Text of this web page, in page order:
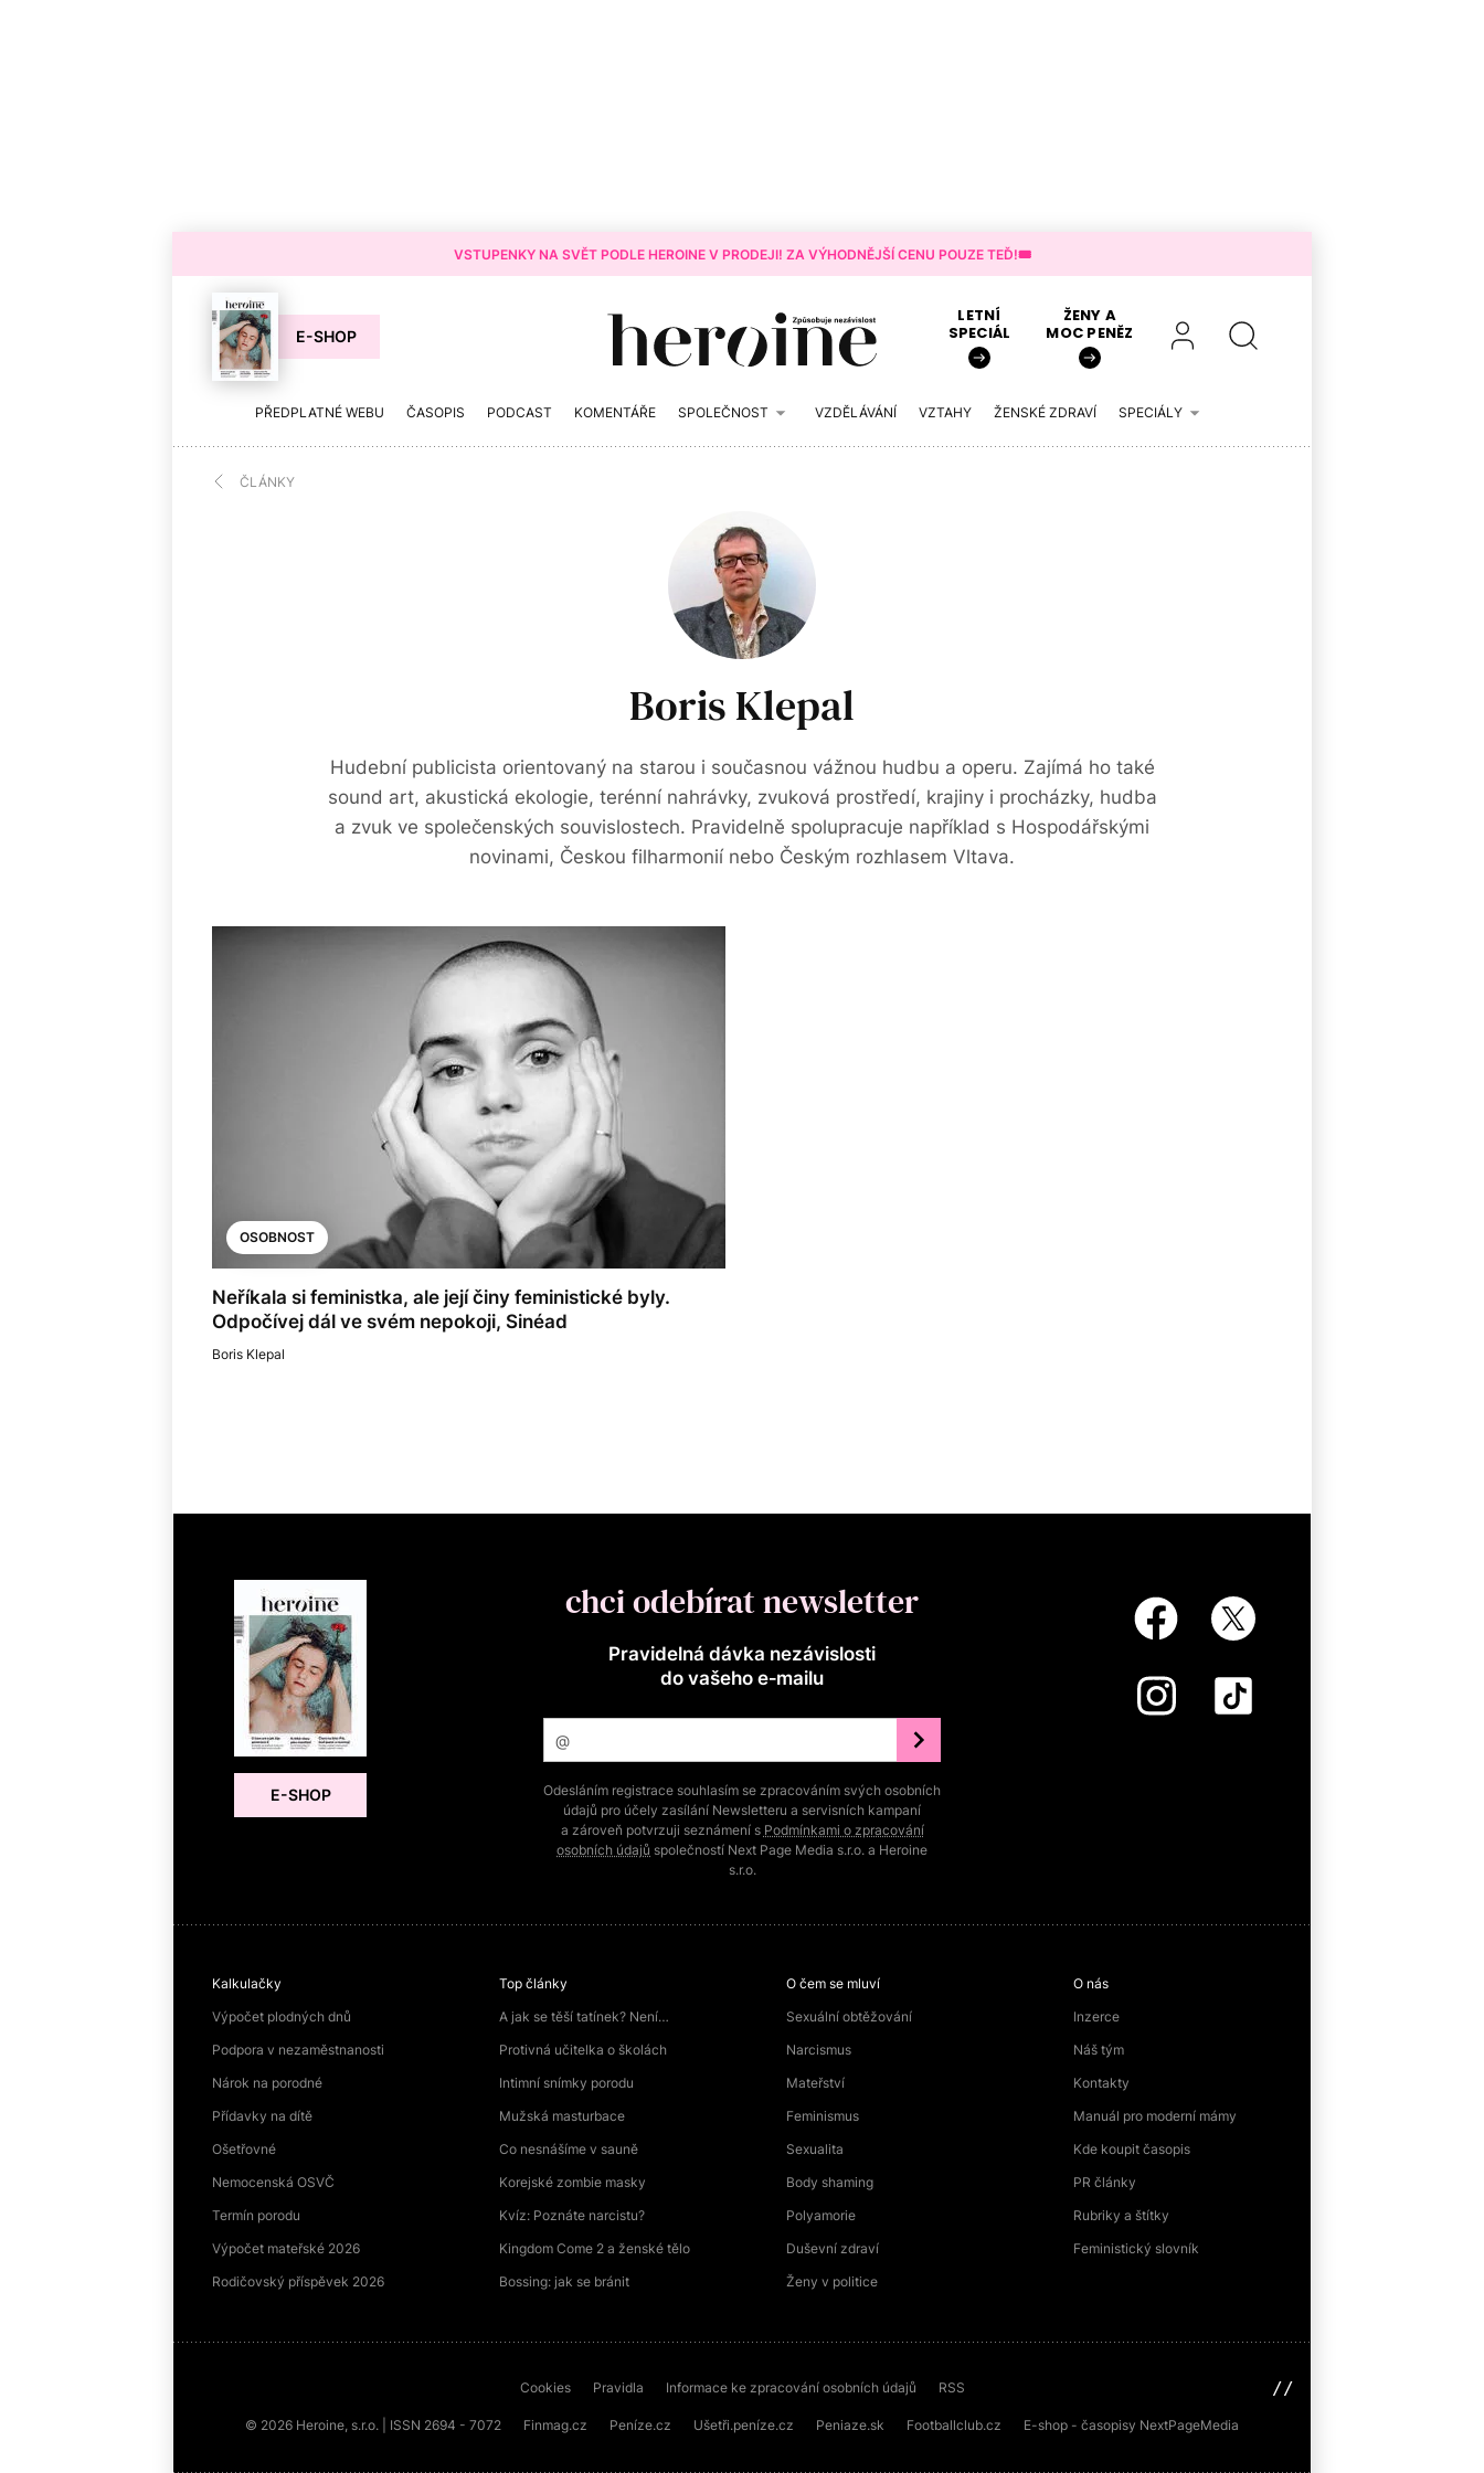
VSTUPENKY NA SVĚT PODLE HEROINE V PRODEJI! ZA VÝHODNĚJŠÍ CENU POUZE TEĎ!🎟️
E-SHOP
LETNÍ
SPECIÁL
ŽENY A
MOC PENĚZ
PŘEDPLATNÉ WEBU ČASOPIS PODCAST KOMENTÁŘE SPOLEČNOST VZDĚLÁVÁNÍ VZTAHY ŽENSKÉ ZDRAVÍ SPECIÁLY
ČLÁNKY
Boris Klepal
Hudební publicista orientovaný na starou i současnou vážnou hudbu a operu. Zajímá ho také
sound art, akustická ekologie, terénní nahrávky, zvuková prostředí, krajiny i procházky, hudba
a zvuk ve společenských souvislostech. Pravidelně spolupracuje například s Hospodářskými
novinami, Českou filharmonií nebo Českým rozhlasem Vltava.
OSOBNOST
Neříkala si feministka, ale její činy feministické byly.
Odpočívej dál ve svém nepokoji, Sinéad
Boris Klepal
E-SHOP
chci odebírat newsletter
Pravidelná dávka nezávislosti
do vašeho e‑mailu
Odesláním registrace souhlasím se zpracováním svých osobních
údajů pro účely zasílání Newsletteru a servisních kampaní
a zároveň potvrzuji seznámení s Podmínkami o zpracování
osobních údajů společností Next Page Media s.r.o. a Heroine
s.r.o.
Kalkulačky
Výpočet plodných dnů
Podpora v nezaměstnanosti
Nárok na porodné
Přídavky na dítě
Ošetřovné
Nemocenská OSVČ
Termín porodu
Výpočet mateřské 2026
Rodičovský příspěvek 2026
Top články
A jak se těší tatínek? Není…
Protivná učitelka o školách
Intimní snímky porodu
Mužská masturbace
Co nesnášíme v sauně
Korejské zombie masky
Kvíz: Poznáte narcistu?
Kingdom Come 2 a ženské tělo
Bossing: jak se bránit
O čem se mluví
Sexuální obtěžování
Narcismus
Mateřství
Feminismus
Sexualita
Body shaming
Polyamorie
Duševní zdraví
Ženy v politice
O nás
Inzerce
Náš tým
Kontakty
Manuál pro moderní mámy
Kde koupit časopis
PR články
Rubriky a štítky
Feministický slovník
Cookies Pravidla Informace ke zpracování osobních údajů RSS
© 2026 Heroine, s.r.o. | ISSN 2694 - 7072 Finmag.cz Peníze.cz Ušetři.peníze.cz Peniaze.sk Footballclub.cz E-shop - časopisy NextPageMedia